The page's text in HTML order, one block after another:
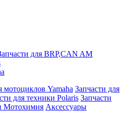
для BRP,CAN AM
мотоциклов Yamaha Запчасти для
для техники Polaris Запчасти
Мотохимия Аксессуары